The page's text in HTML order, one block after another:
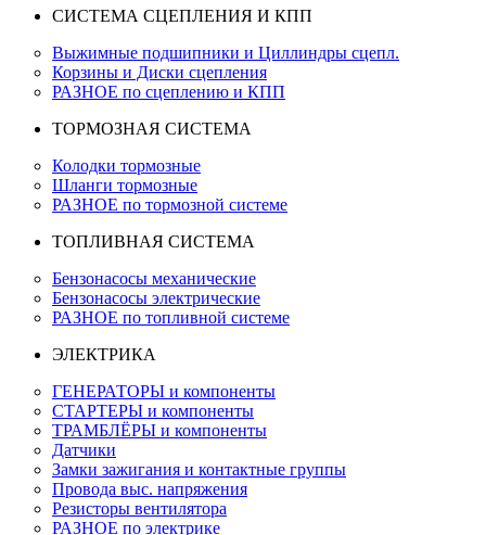
СИСТЕМА СЦЕПЛЕНИЯ И КПП
Выжимные подшипники и Циллиндры сцепл.
Корзины и Диски сцепления
РАЗНОЕ по сцеплению и КПП
ТОРМОЗНАЯ СИСТЕМА
Колодки тормозные
Шланги тормозные
РАЗНОЕ по тормозной системе
ТОПЛИВНАЯ СИСТЕМА
Бензонасосы механические
Бензонасосы электрические
РАЗНОЕ по топливной системе
ЭЛЕКТРИКА
ГЕНЕРАТОРЫ и компоненты
СТАРТЕРЫ и компоненты
ТРАМБЛЁРЫ и компоненты
Датчики
Замки зажигания и контактные группы
Провода выс. напряжения
Резисторы вентилятора
РАЗНОЕ по электрике